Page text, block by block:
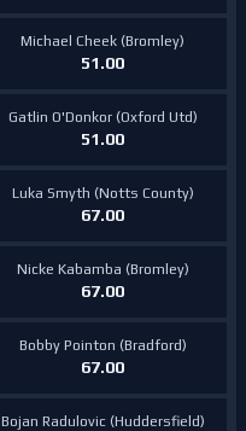
Michael Cheek (Bromley)
51.00
Gatlin O'Donkor (Oxford Utd)
51.00
Luka Smyth (Notts County)
67.00
Nicke Kabamba (Bromley)
67.00
Bobby Pointon (Bradford)
67.00
Bojan Radulovic (Huddersfield)